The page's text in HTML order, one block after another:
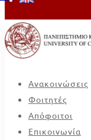
Ανακοινώσεις
Φοιτητές
Απόφοιτοι
Επικοινωνία